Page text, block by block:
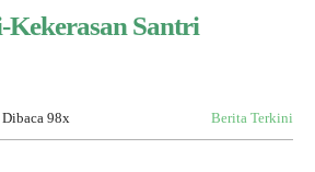
Santri
Dibaca 98x Berita Terkini